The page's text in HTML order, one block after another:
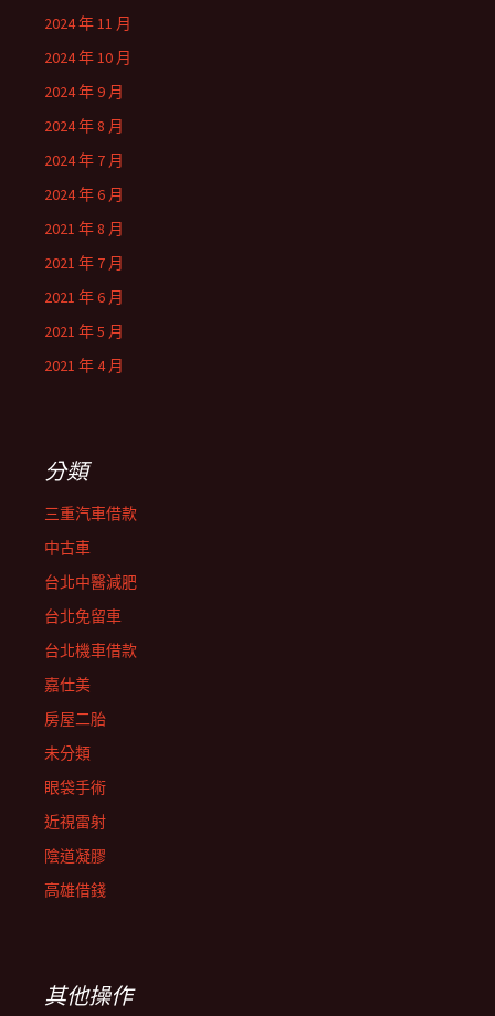
2024 年 11 月
2024 年 10 月
2024 年 9 月
2024 年 8 月
2024 年 7 月
2024 年 6 月
2021 年 8 月
2021 年 7 月
2021 年 6 月
2021 年 5 月
2021 年 4 月
分類
三重汽車借款
中古車
台北中醫減肥
台北免留車
台北機車借款
嘉仕美
房屋二胎
未分類
眼袋手術
近視雷射
陰道凝膠
高雄借錢
其他操作